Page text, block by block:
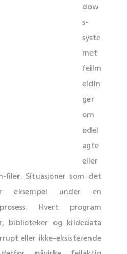
dow
s-
syste
met
feilm
eldin
ger
om
ødel
agte
eller
filer. Situasjoner som det
eksempel under en
Hvert program
biblioteker og kildedata
eller ikke-eksisterende